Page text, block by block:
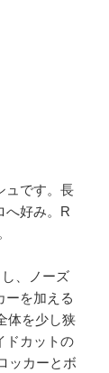
ュです。長
へ好み。R
し、ノーズ
ーを加える
体を少し狭
ドカットの
ッカーとボ